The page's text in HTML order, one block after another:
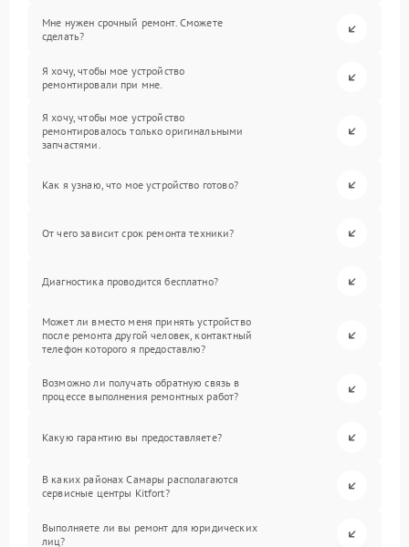
Мне нужен срочный ремонт. Сможете
сделать?
Я хочу, чтобы мое устройство
ремонтировали при мне.
Я хочу, чтобы мое устройство
ремонтировалось только оригинальными
запчастями.
Как я узнаю, что мое устройство готово?
От чего зависит срок ремонта техники?
Диагностика проводится бесплатно?
Может ли вместо меня принять устройство
после ремонта другой человек, контактный
телефон которого я предоставлю?
Возможно ли получать обратную связь в
процессе выполнения ремонтных работ?
Какую гарантию вы предоставляете?
В каких районах Самары располагаются
сервисные центры Kitfort?
Выполняете ли вы ремонт для юридических
лиц?